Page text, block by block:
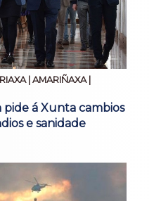
| AMARIÑAXA |
á Xunta cambios
e sanidade